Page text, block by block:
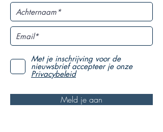
Met je inschrijving voor de
nieuwsbrief accepteer je onze
Privacybeleid
Meld je aan